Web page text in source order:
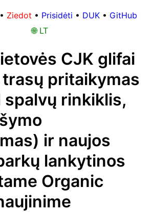
• Ziedot • Prisidėti • DUK • GitHub
🌐 LT
CJK glifai
pritaikymas
spalvų rinkiklis,
ir naujos
lankytinos
Organic